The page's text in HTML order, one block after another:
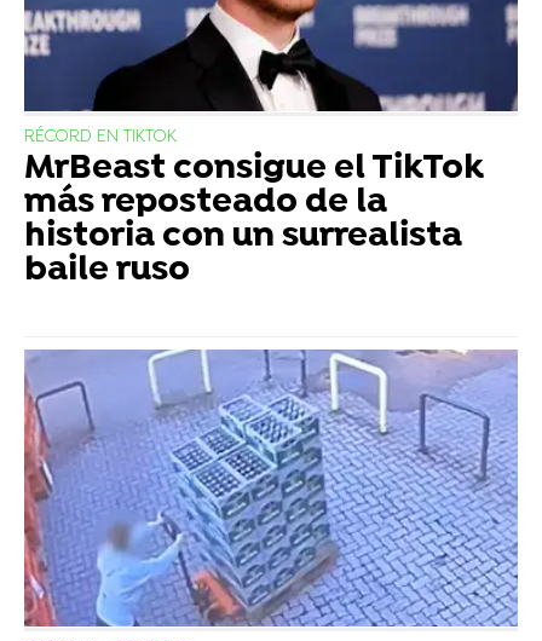
RÉCORD EN TIKTOK
MrBeast consigue el TikTok
más reposteado de la
historia con un surrealista
baile ruso